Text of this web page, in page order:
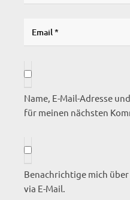
Name, E-Mail-Adresse
für meinen nächsten
Benachrichtige mich
via E-Mail.